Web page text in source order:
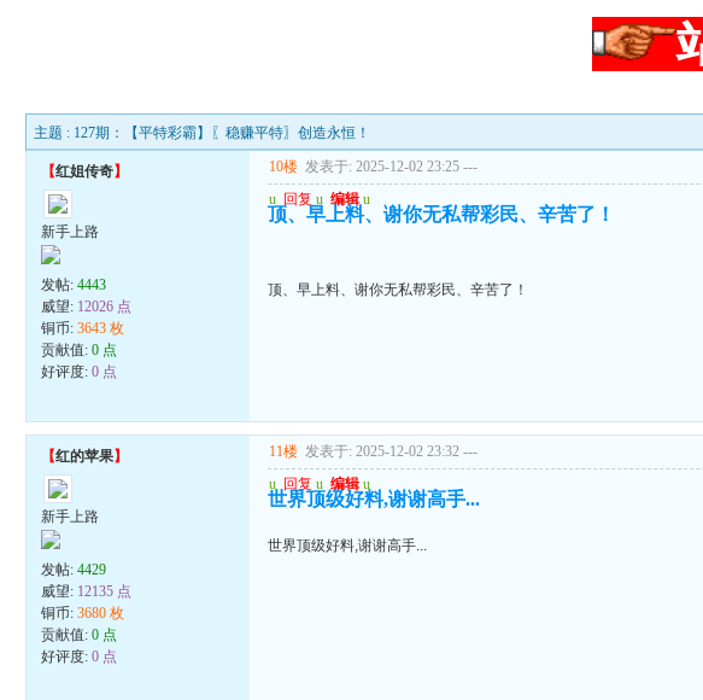
主题 : 127期：【平特彩霸】〖稳赚平特〗创造永恒！
【红姐传奇】
新手上路
发帖:4443
威望: 12026 点
铜币:3643 枚
贡献值:0 点
好评度:0 点
10楼 发表于: 2025-12-02 23:25 ---
u 回复 u 编辑 u
顶、早上料、谢你无私帮彩民、辛苦了！
顶、早上料、谢你无私帮彩民、辛苦了！
【红的苹果】
新手上路
发帖:4429
威望: 12135 点
铜币:3680 枚
贡献值:0 点
好评度:0 点
11楼 发表于: 2025-12-02 23:32 ---
u 回复 u 编辑 u
世界顶级好料,谢谢高手...
世界顶级好料,谢谢高手...